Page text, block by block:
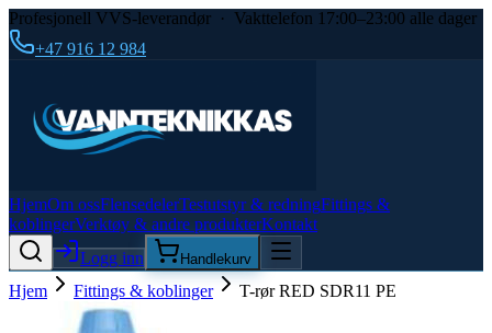
Profesjonell VVS-leverandør · Vakttelefon 17:00–23:00 alle dager
+47 916 12 984
HjemOm ossFlensedelerTestutstyr & redningFittings &
koblingerVerktøy & andre produkterKontakt
Logg inn
Handlekurv
Hjem Fittings & koblinger T-rør RED SDR11 PE